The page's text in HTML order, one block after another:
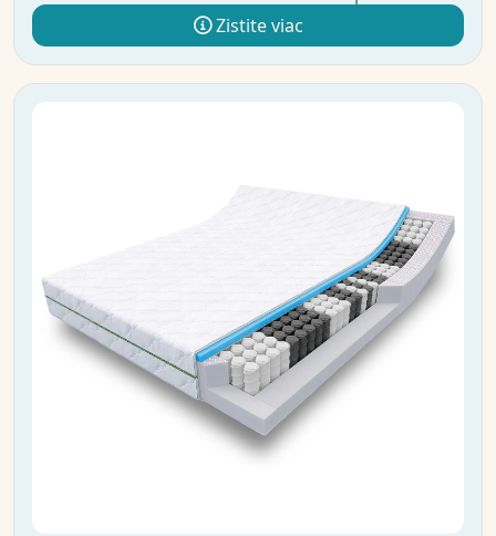
Zistite viac